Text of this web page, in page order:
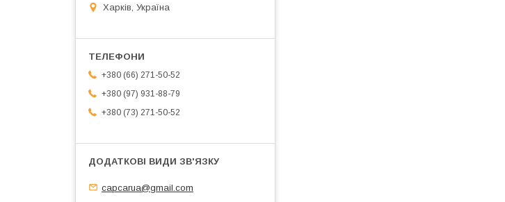
Харків, Україна
+380 (66) 271-50-52
+380 (97) 931-88-79
+380 (73) 271-50-52
capcarua@gmail.com